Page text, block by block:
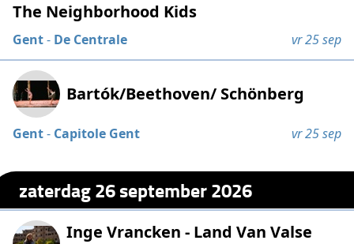
The Neighborhood Kids
Gent- De Centrale vr 25 sep
Bartók/Beethoven/ Schönberg
Gent- Capitole Gent vr 25 sep
zaterdag 26 september 2026
Inge Vrancken - Land Van Valse